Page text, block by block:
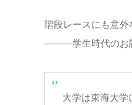
階段レースにも意
―――学生時代のお
大学は東海大